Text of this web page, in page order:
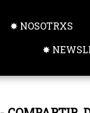
✸ NOSOTRXS
✸